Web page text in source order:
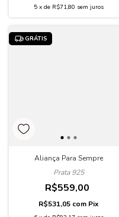
5 x de R$71,80 sem juros
GRÁTIS
Aliança Para Sempre
Prata 925
R$559,00
R$531,05 com Pix